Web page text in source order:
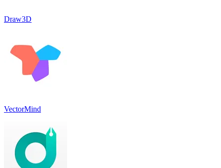
Draw3D
VectorMind